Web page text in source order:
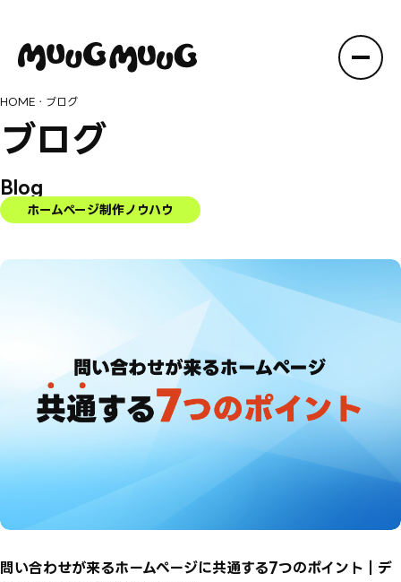
HOME ・ ブログ
ブログ
Blog
ホームページ制作ノウハウ
問い合わせが来るホームページに共通する7つのポイント｜デ